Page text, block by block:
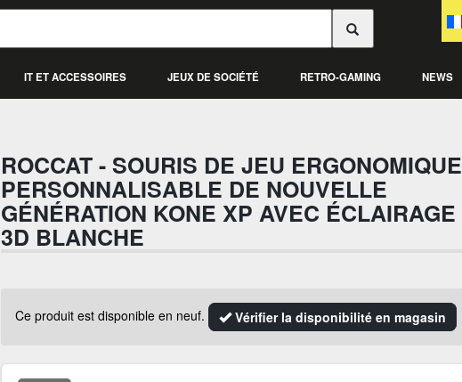
IT ET ACCESSOIRES JEUX DE SOCIÉTÉ RETRO-GAMING NEWS
ROCCAT - SOURIS DE JEU ERGONOMIQUE
PERSONNALISABLE DE NOUVELLE
GÉNÉRATION KONE XP AVEC ÉCLAIRAGE
3D BLANCHE
Ce produit est disponible en neuf. Vérifier la disponibilité en magasin